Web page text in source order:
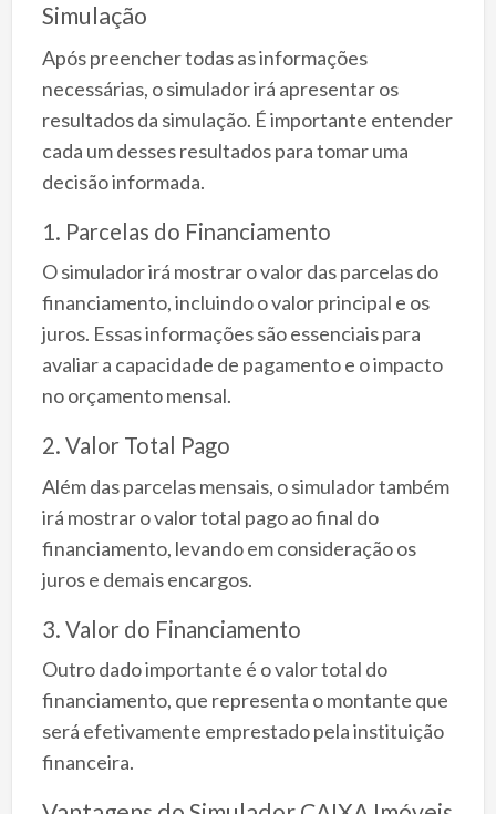
Simulação
Após preencher todas as informações
necessárias, o simulador irá apresentar os
resultados da simulação. É importante entender
cada um desses resultados para tomar uma
decisão informada.
1. Parcelas do Financiamento
O simulador irá mostrar o valor das parcelas do
financiamento, incluindo o valor principal e os
juros. Essas informações são essenciais para
avaliar a capacidade de pagamento e o impacto
no orçamento mensal.
2. Valor Total Pago
Além das parcelas mensais, o simulador também
irá mostrar o valor total pago ao final do
financiamento, levando em consideração os
juros e demais encargos.
3. Valor do Financiamento
Outro dado importante é o valor total do
financiamento, que representa o montante que
será efetivamente emprestado pela instituição
financeira.